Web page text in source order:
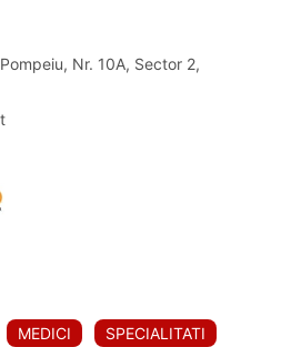
Nr. 10A, Sector 2,
MEDICI
SPECIALITATI